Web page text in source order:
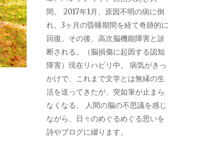
間。 2017年1月、原因不明の病に倒
れ、3ヶ月の昏睡期間を経て奇跡的に
回復。その後、高次脳機能障害と診
断される。（脳損傷に起因する認知
障害）現在リハビリ中。 病気がきっ
かけで、これまで文学とは無縁の生
活を送ってきたが、突如筆が止まら
なくなる。 人間の脳の不思議を感じ
ながら、日々のめぐるめぐる思いを
詩やブログに綴ります。